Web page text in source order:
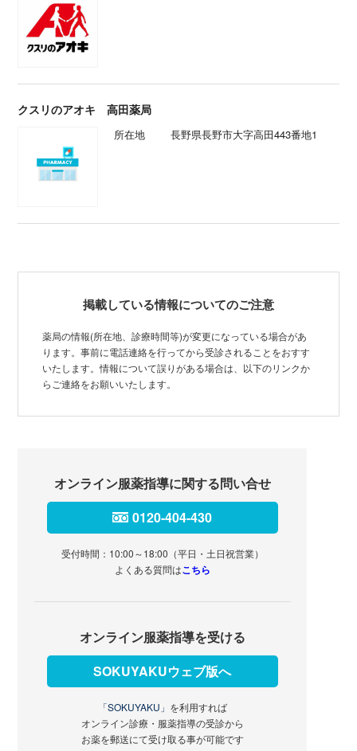
クスリのアオキ 高田薬局
所在地 長野県長野市大字高田443番地1
掲載している情報についてのご注意
薬局の情報(所在地、診療時間等)が変更になっている場合があ
ります。事前に電話連絡を行ってから受診されることをおすす
いたします。情報について誤りがある場合は、以下のリンクか
らご連絡をお願いいたします。
オンライン服薬指導に関する問い合せ
0120-404-430
受付時間：10:00～18:00（平日・土日祝営業）
よくある質問はこちら
オンライン服薬指導を受ける
SOKUYAKUウェブ版へ
「SOKUYAKU」 を利用すれば
オンライン診療・服薬指導の受診から
お薬を郵送にて受け取る事が可能です